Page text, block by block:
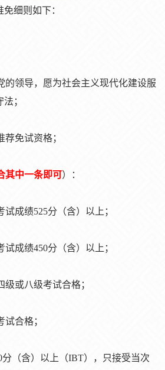
免细则 如下：
的领导，愿为社会主义现代化建设服
；
免试资格；
其中一条即可）：
成绩525分（含）以上；
成绩450分（含）以上；
或八级考试合格；
试合格；
分（含）以上（IBT），只接受当次